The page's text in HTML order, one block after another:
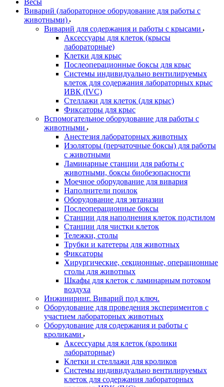
Весы
Виварий (лабораторное оборудование для работы с
животными)
Виварий для содержания и работы с крысами
Аксессуары для клеток (крысы
лабораторные)
Клетки для крыс
Послеоперационные боксы для крыс
Системы индивидуально вентилируемых
клеток для содержания лабораторных крыс
ИВК (IVC)
Стеллажи для клеток (для крыс)
Фиксаторы для крыс
Вспомогательное оборудование для работы с
животными
Анестезия лабораторных животных
Изоляторы (перчаточные боксы) для работы
с животными
Ламинарные станции для работы с
животными, боксы биобезопасности
Моечное оборудование для вивария
Наполнители поилок
Оборудование для эвтаназии
Послеоперационные боксы
Станции для наполнения клеток подстилом
Станции для чистки клеток
Тележки, столы
Трубки и катетеры для животных
Фиксаторы
Хирургические, секционные, операционные
столы для животных
Шкафы для клеток с ламинарным потоком
воздуха
Инжиниринг. Виварий под ключ.
Оборудование для проведения экспериментов с
участием лабораторных животных
Оборудование для содержания и работы с
кроликами
Аксессуары для клеток (кролики
лабораторные)
Клетки и стеллажи для кроликов
Системы индивидуально вентилируемых
клеток для содержания лабораторных